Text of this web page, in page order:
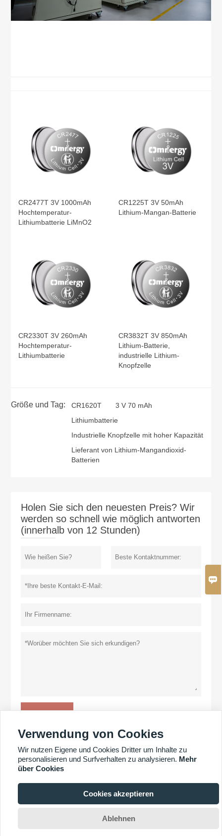

CR2477T 3V 1000mAh
Hochtemperatur-
Lithiumbatterie LiMnO2
CR1225T 3V 50mAh
Lithium-Mangan-Batterie
CR2330T 3V 260mAh
Hochtemperatur-
Lithiumbatterie
CR3832T 3V 850mAh
Lithium-Batterie,
industrielle Lithium-
Knopfzelle
Größe und Tag: CR1620T
3 V 70 mAh
Lithiumbatterie
Industrielle Knopfzelle mit hoher Kapazität
Lieferant von Lithium-Mangandioxid-
Batterien
Holen Sie sich den neuesten Preis? Wir
werden so schnell wie möglich antworten
(innerhalb von 12 Stunden)
Datenschutz-Bestimmungen
MEHR PRODUKTE
MEHR DIENSTLEISTUNGEN
Copyright © YICHANG POWER GLORY TECHNOLOGY CO., LTD.
Verwendung von Cookies
Wir nutzen Eigene und Cookies Dritter um Inhalte zu
personalisieren und Surfverhalten zu analysieren. Mehr
über Cookies
Cookies akzeptieren
Ablehnen